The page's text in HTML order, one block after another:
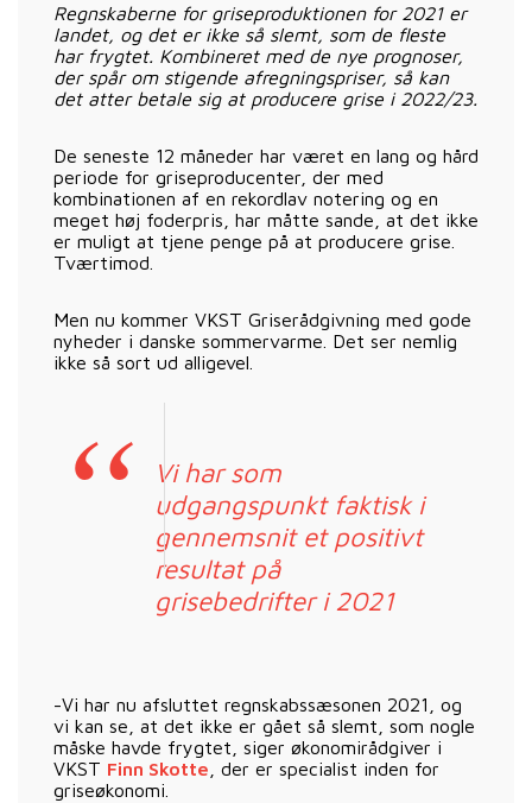
Regnskaberne for griseproduktionen for 2021 er
landet, og det er ikke så slemt, som de fleste
har frygtet. Kombineret med de nye prognoser,
der spår om stigende afregningspriser, så kan
det atter betale sig at producere grise i 2022/23.
De seneste 12 måneder har været en lang og hård
periode for griseproducenter, der med
kombinationen af en rekordlav notering og en
meget høj foderpris, har måtte sande, at det ikke
er muligt at tjene penge på at producere grise.
Tværtimod.
Men nu kommer VKST Griserådgivning med gode
nyheder i danske sommervarme. Det ser nemlig
ikke så sort ud alligevel.
Vi har som
udgangspunkt faktisk i
gennemsnit et positivt
resultat på
grisebedrifter i 2021
-Vi har nu afsluttet regnskabssæsonen 2021, og
vi kan se, at det ikke er gået så slemt, som nogle
måske havde frygtet, siger økonomirådgiver i
VKST Finn Skotte , der er specialist inden for
griseøkonomi.